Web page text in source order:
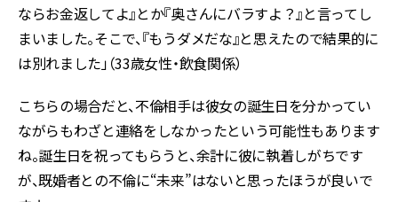
ならお金返してよ』とか『奥さんにバラすよ？』と言ってし
まいました。そこで、『もうダメだな』と思えたので結果的に
は別れました」（33歳女性・飲食関係）
こちらの場合だと、不倫相手は彼女の誕生日を分かってい
ながらもわざと連絡をしなかったという可能性もあります
ね。誕生日を祝ってもらうと、余計に彼に執着しがちです
が、既婚者との不倫に“未来”はないと思ったほうが良いで